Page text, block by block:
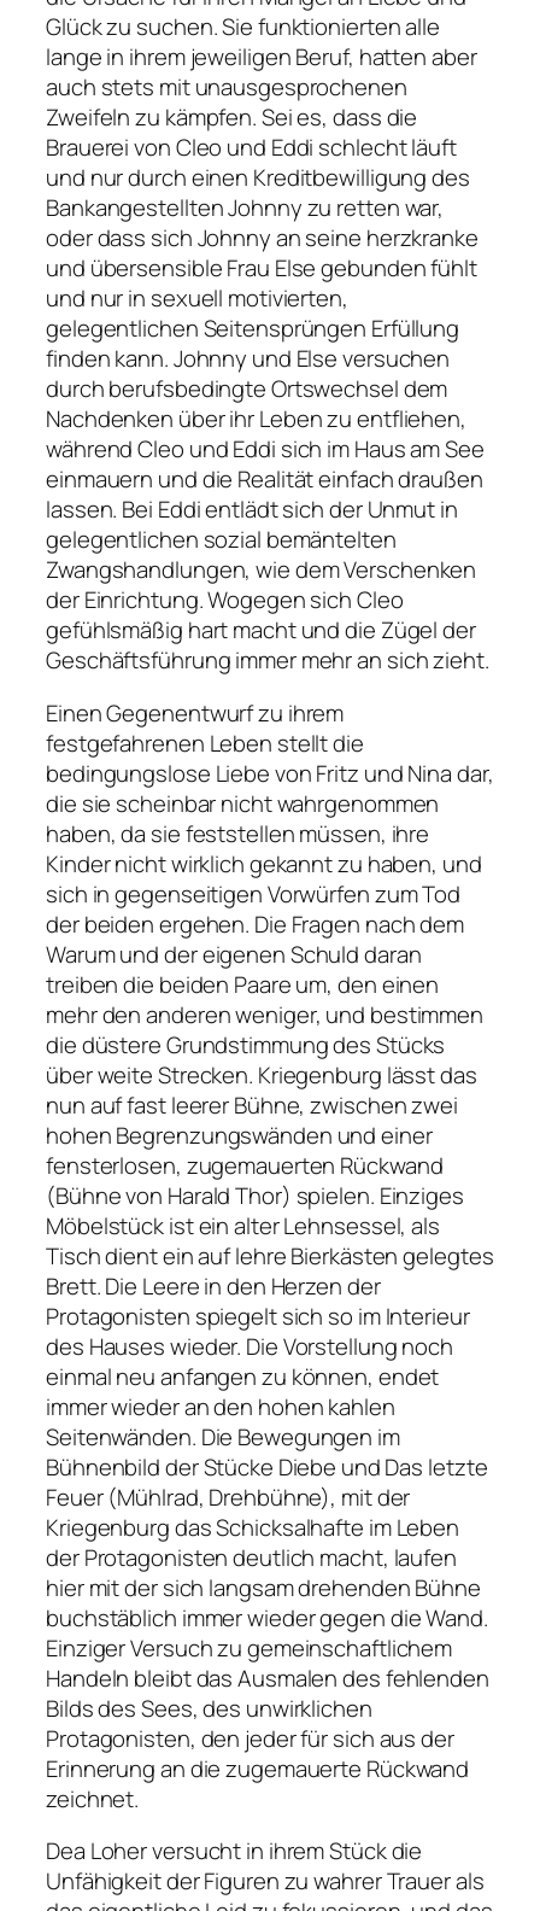
Glück zu suchen. Sie funktionierten alle
lange in ihrem jeweiligen Beruf, hatten aber
auch stets mit unausgesprochenen
Zweifeln zu kämpfen. Sei es, dass die
Brauerei von Cleo und Eddi schlecht läuft
und nur durch einen Kreditbewilligung des
Bankangestellten Johnny zu retten war,
oder dass sich Johnny an seine herzkranke
und übersensible Frau Else gebunden fühlt
und nur in sexuell motivierten,
gelegentlichen Seitensprüngen Erfüllung
finden kann. Johnny und Else versuchen
durch berufsbedingte Ortswechsel dem
Nachdenken über ihr Leben zu entfliehen,
während Cleo und Eddi sich im Haus am See
einmauern und die Realität einfach draußen
lassen. Bei Eddi entlädt sich der Unmut in
gelegentlichen sozial bemäntelten
Zwangshandlungen, wie dem Verschenken
der Einrichtung. Wogegen sich Cleo
gefühlsmäßig hart macht und die Zügel der
Geschäftsführung immer mehr an sich zieht.
Einen Gegenentwurf zu ihrem
festgefahrenen Leben stellt die
bedingungslose Liebe von Fritz und Nina dar,
die sie scheinbar nicht wahrgenommen
haben, da sie feststellen müssen, ihre
Kinder nicht wirklich gekannt zu haben, und
sich in gegenseitigen Vorwürfen zum Tod
der beiden ergehen. Die Fragen nach dem
Warum und der eigenen Schuld daran
treiben die beiden Paare um, den einen
mehr den anderen weniger, und bestimmen
die düstere Grundstimmung des Stücks
über weite Strecken. Kriegenburg lässt das
nun auf fast leerer Bühne, zwischen zwei
hohen Begrenzungswänden und einer
fensterlosen, zugemauerten Rückwand
(Bühne von Harald Thor) spielen. Einziges
Möbelstück ist ein alter Lehnsessel, als
Tisch dient ein auf lehre Bierkästen gelegtes
Brett. Die Leere in den Herzen der
Protagonisten spiegelt sich so im Interieur
des Hauses wieder. Die Vorstellung noch
einmal neu anfangen zu können, endet
immer wieder an den hohen kahlen
Seitenwänden. Die Bewegungen im
Bühnenbild der Stücke Diebe und Das letzte
Feuer (Mühlrad, Drehbühne), mit der
Kriegenburg das Schicksalhafte im Leben
der Protagonisten deutlich macht, laufen
hier mit der sich langsam drehenden Bühne
buchstäblich immer wieder gegen die Wand.
Einziger Versuch zu gemeinschaftlichem
Handeln bleibt das Ausmalen des fehlenden
Bilds des Sees, des unwirklichen
Protagonisten, den jeder für sich aus der
Erinnerung an die zugemauerte Rückwand
zeichnet.
Dea Loher versucht in ihrem Stück die
Unfähigkeit der Figuren zu wahrer Trauer als